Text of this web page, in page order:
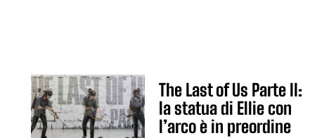
The Last of Us Parte II:
la statua di Ellie con
l’arco è in preordine